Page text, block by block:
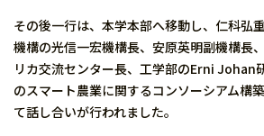
その後一行は、本学本部へ移動し、仁科弘
機構の光信一宏機構長、安原英明副機構長
リカ交流センター長、工学部のErni Johan
のスマート農業に関するコンソーシアム構
て話し合いが行われました。